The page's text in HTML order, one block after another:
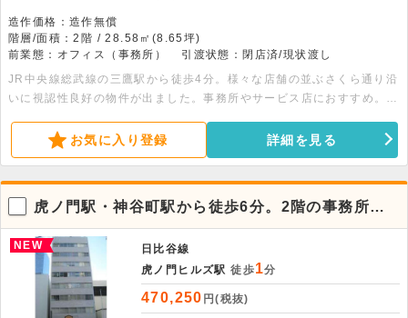
造作価格：造作無償
階層/面積：2階 / 28.58㎡(8.65坪)
前業態：オフィス（事務所）
引渡状態：閉店済/現状渡し
JR中央線総武線の三鷹駅から徒歩4分。様々な店舗の並ぶさくら通り沿
いに視認性良好の物件が出ました。事務所やサービス店におすすめ。事
でお早めにお問い合わせください。
お気に入り登録 詳細を見る
虎ノ門駅・神谷町駅から徒歩6分。2階の事務所物
件です。
NEW
日比谷線
虎ノ門ヒルズ駅 徒歩1分
470,250 円(税抜)